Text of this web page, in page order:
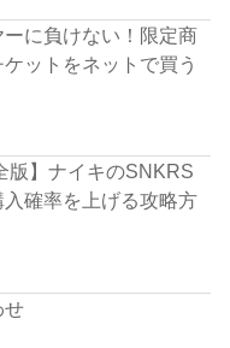
ーに負けない！限定商
ットをネットで買う
版】ナイキのSNKRS
入確率を上げる攻略方
せ